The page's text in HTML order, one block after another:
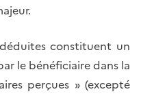
constituent un
le bénéficiaire dans la
perçues » (excepté